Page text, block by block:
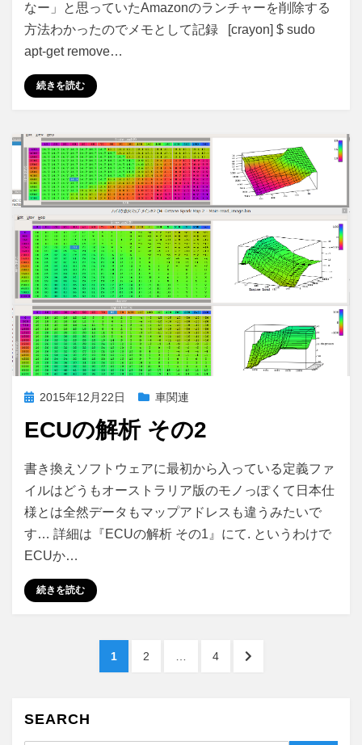
ら
Amazon
ラ
チ
を
削
除
す
る
に
なー」と思っていたAmazonのランチャーを削除する
方法わかったのでメモとして記録 [crayon] $ sudo
apt-get remove…
続きを読む
投
日:
2015年12月22日 車関連
ECUの解析 その2
投稿者 さいこる
ECU
の
解
析
の
に
コメント
書き換えソフトウェアに最初から入っている定義ファ
イルはどうもオーストラリア版のモノっぽくて日本仕
様とは全然データもマップアドレスも違うみたいで
す… 詳細は『ECUの解析 その1』にて. というわけで
ECUか…
続きを読む
ペ
ペ
ー
1
ペ
2
ペ
4
次
SEARCH